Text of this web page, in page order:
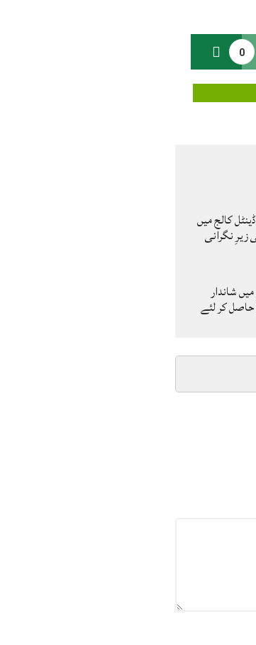
0
کالج میں
زیرِ نگرانی
شاندار
حاصل کر لئے